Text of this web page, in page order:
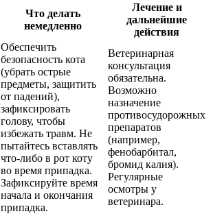
Что делать
немедленно
Лечение и
дальнейшие
действия
Обеспечить
безопасность кота
(убрать острые
предметы, защитить
от падений),
зафиксировать
голову, чтобы
избежать травм. Не
пытайтесь вставлять
что-либо в рот коту
во время припадка.
Зафиксируйте время
начала и окончания
припадка.
Ветеринарная
консультация
обязательна.
Возможно
назначение
противосудорожных
препаратов
(например,
фенобарбитал,
бромид калия).
Регулярные
осмотры у
ветеринара.